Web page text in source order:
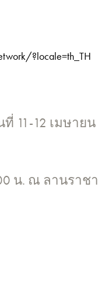
?locale=th_TH
11-12 เมษายน
น. ณ ลานราชา